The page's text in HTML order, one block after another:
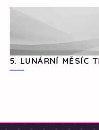
5. LUNÁRNÍ MĚSÍC